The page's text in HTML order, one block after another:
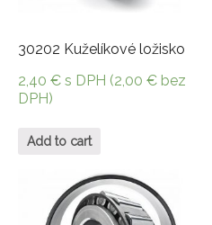
30202 Kuželíkové ložisko
2,40€ s DPH (2,00€ bez
DPH)
Add to cart